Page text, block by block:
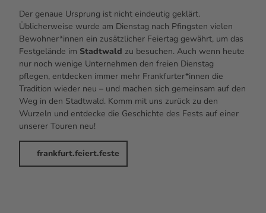
Der genaue Ursprung ist nicht eindeutig geklärt.
Üblicherweise wurde am Dienstag nach Pfingsten vielen
Bewohner*innen ein zusätzlicher Feiertag gewährt, um das
Festgelände im Stadtwald zu besuchen. Auch wenn heute
nur noch wenige Unternehmen den freien Dienstag
pflegen, entdecken immer mehr Frankfurter*innen die
Tradition wieder neu – und machen sich gemeinsam auf den
Weg in den Stadtwald. Komm mit uns zurück zu den
Wurzeln und entdecke die Geschichte des Fests auf einer
unserer Touren neu!
frankfurt.feiert.feste